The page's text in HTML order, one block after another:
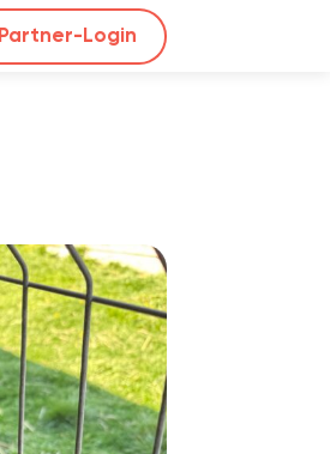
Partner-Login